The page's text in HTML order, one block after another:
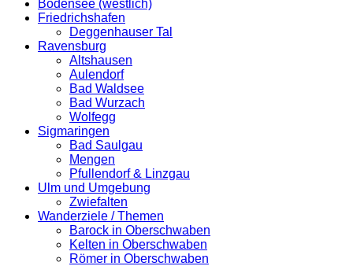
Bodensee (westlich)
Friedrichshafen
Deggenhauser Tal
Ravensburg
Altshausen
Aulendorf
Bad Waldsee
Bad Wurzach
Wolfegg
Sigmaringen
Bad Saulgau
Mengen
Pfullendorf & Linzgau
Ulm und Umgebung
Zwiefalten
Wanderziele / Themen
Barock in Oberschwaben
Kelten in Oberschwaben
Römer in Oberschwaben